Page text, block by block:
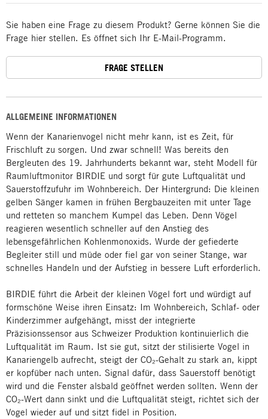
ALLGEMEINE INFORMATIONEN
Wenn der Kanarienvogel nicht mehr kann, ist es Zeit, für
Frischluft zu sorgen. Und zwar schnell! Was bereits den
Bergleuten des 19. Jahrhunderts bekannt war, steht Modell für
Raumluftmonitor BIRDIE und sorgt für gute Luftqualität und
Sauerstoffzufuhr im Wohnbereich. Der Hintergrund: Die kleinen
gelben Sänger kamen in frühen Bergbauzeiten mit unter Tage
und retteten so manchem Kumpel das Leben. Denn Vögel
reagieren wesentlich schneller auf den Anstieg des
lebensgefährlichen Kohlenmonoxids. Wurde der gefiederte
Begleiter still und müde oder fiel gar von seiner Stange, war
schnelles Handeln und der Aufstieg in bessere Luft erforderlich.
BIRDIE führt die Arbeit der kleinen Vögel fort und würdigt auf
formschöne Weise ihren Einsatz: Im Wohnbereich, Schlaf- oder
Kinderzimmer aufgehängt, misst der integrierte
Präzisionssensor aus Schweizer Produktion kontinuierlich die
Luftqualität im Raum. Ist sie gut, sitzt der stilisierte Vogel in
Kanariengelb aufrecht, steigt der CO₂-Gehalt zu stark an, kippt
er kopfüber nach unten. Signal dafür, dass Sauerstoff benötigt
wird und die Fenster alsbald geöffnet werden sollten. Wenn der
CO₂-Wert dann sinkt und die Luftqualität steigt, richtet sich der
Vogel wieder auf und sitzt fidel in Position.
Sie haben eine Frage zu diesem Produkt? Gerne können Sie die
Frage hier stellen. Es öffnet sich Ihr E-Mail-Programm.
FRAGE STELLEN